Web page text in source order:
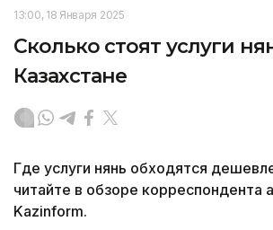
13:00, 18 Января 2025
Сколько стоят услуги
Казахстане
Где услуги нянь обходятся
читайте в обзоре корреспондента
Kazinform.